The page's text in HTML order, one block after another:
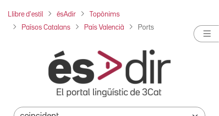
Llibre d'estil ésAdir Topònims
Països Catalans País Valencià Ports